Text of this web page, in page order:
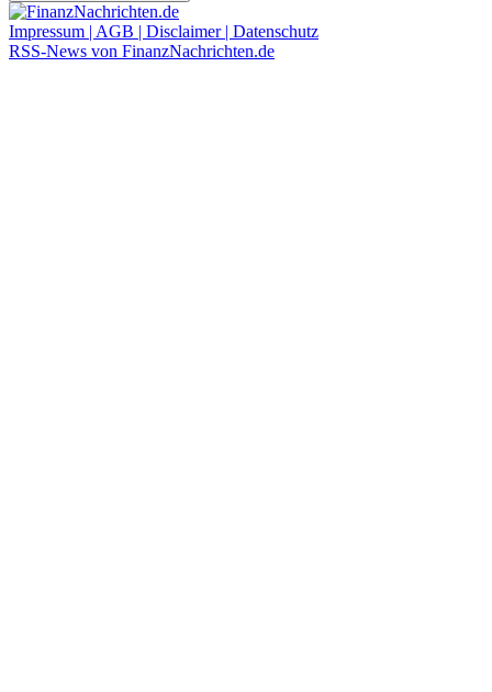
Impressum | AGB | Disclaimer | Datenschutz
RSS-News von FinanzNachrichten.de